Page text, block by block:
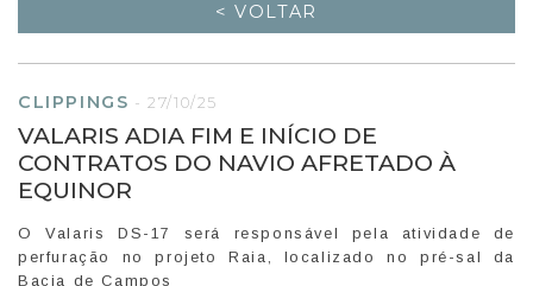
< VOLTAR
CLIPPINGS - 27/10/25
VALARIS ADIA FIM E INÍCIO DE
CONTRATOS DO NAVIO AFRETADO À
EQUINOR
O Valaris DS-17 será responsável pela atividade de
perfuração no projeto Raia, localizado no pré-sal da
Bacia de Campos